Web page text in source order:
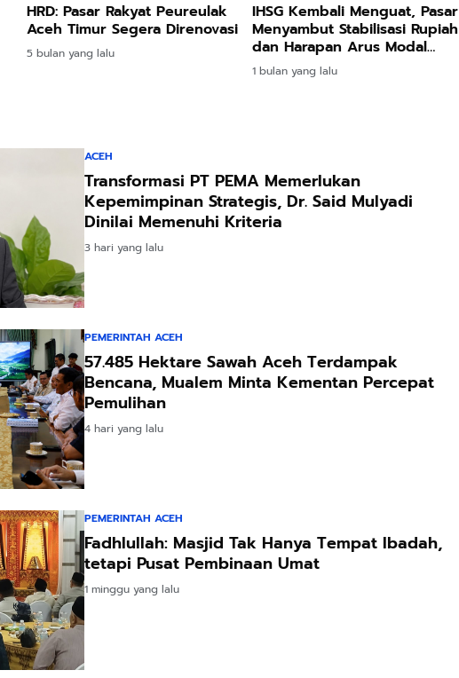
HRD: Pasar Rakyat Peureulak
Aceh Timur Segera Direnovasi
5 bulan yang lalu
IHSG Kembali Menguat, Pasar
Menyambut Stabilisasi Rupiah
dan Harapan Arus Modal
Asing
1 bulan yang lalu
ACEH
Transformasi PT PEMA Memerlukan
Kepemimpinan Strategis, Dr. Said Mulyadi
Dinilai Memenuhi Kriteria
3 hari yang lalu
PEMERINTAH ACEH
57.485 Hektare Sawah Aceh Terdampak
Bencana, Mualem Minta Kementan Percepat
Pemulihan
4 hari yang lalu
PEMERINTAH ACEH
Fadhlullah: Masjid Tak Hanya Tempat Ibadah,
tetapi Pusat Pembinaan Umat
1 minggu yang lalu